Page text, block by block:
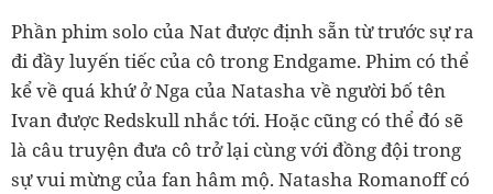
Phần phim solo của Nat được định sẵn từ trước sự ra
đi đầy luyến tiếc của cô trong Endgame. Phim có thể
kể về quá khứ ở Nga của Natasha về người bố tên
Ivan được Redskull nhắc tới. Hoặc cũng có thể đó sẽ
là câu truyện đưa cô trở lại cùng với đồng đội trong
sự vui mừng của fan hâm mộ. Natasha Romanoff có